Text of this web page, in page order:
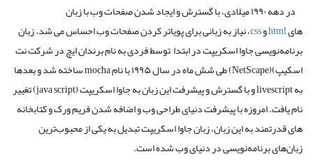
در دهه ۱۹۹۰ میلادی، با گسترش و ایجاد شدن صفحات وب با زبان
هایhtmlوcss، نیاز به زبانی برای پویاتر کردن صفحات وب احساس می شد. زبان
برنامه‌نویسی جاوا اسکریپت در ابتدا توسط فردی به نام برندان ایچ در شرکت نت
اسکیپ(
NetScape)) طی شش ماه در سال ۱۹۹۵ با نام mochaساخته شد و بعدها
بهlivescriptو با گسترش و پیشرفت این زبان به جاوا اسکریپت(java script)تغییر
نام یافت. امروزه با پیشرفت دنیای طراحی وب و اضافه شدن فریم ورک و کتابخانه
های قدرتمند به این زبان، زبان جاوا اسکریپت تبدیل به یکی از محبوب‌ترین
زبان‌های برنامه‌نویسی در دنیای وب شده است.